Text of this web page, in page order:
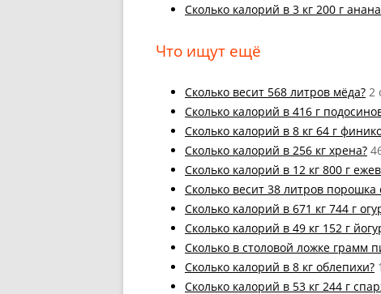
Cколько калорий в 3 кг 200 г
Что ищут ещё
Cколько весит 568 литров мёда? 2
Cколько калорий в 416 г
Cколько калорий в 8 кг 64 г
Cколько калорий в 256 кг хрена?
Cколько калорий в 12 кг 800 г
Cколько весит 38 литров порошка
Cколько калорий в 671 кг 744 г
Cколько калорий в 49 кг 152 г
Cколько в столовой ложке грамм
Cколько калорий в 8 кг облепихи?
Cколько калорий в 53 кг 244 г